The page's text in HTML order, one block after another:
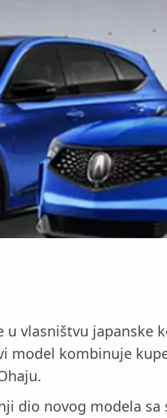
u vlasništvu
model kombinuje
dio novog modela